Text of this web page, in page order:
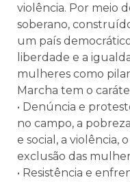
violência. Por meio
soberano,
um país
liberdade e a
mulheres como
Marcha tem o
• Denúncia e
no campo, a
e social, a violência,
exclusão das
• Resistência e